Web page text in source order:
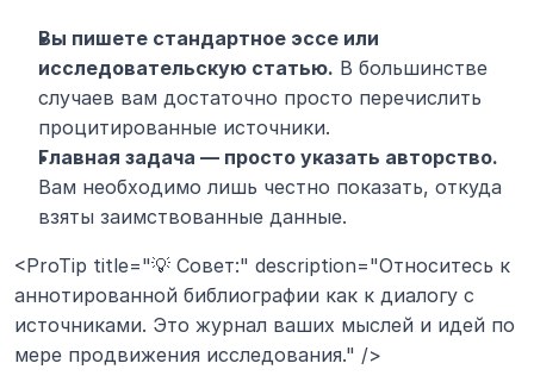
Вы пишете стандартное эссе или
исследовательскую статью. В большинстве
случаев вам достаточно просто перечислить
процитированные источники.
Главная задача — просто указать авторство.
Вам необходимо лишь честно показать, откуда
взяты заимствованные данные.
<ProTip title="💡 Совет:" description="Относитесь к
аннотированной библиографии как к диалогу с
источниками. Это журнал ваших мыслей и идей по
мере продвижения исследования." />